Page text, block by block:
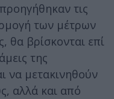
τις
των μέτρων
θα βρίσκονται επί
της
να μετακινηθούν
αλλά και από